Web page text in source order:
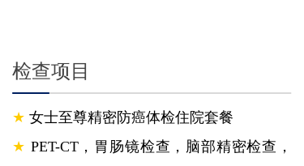
检查项目
★ 女士至尊精密防癌体检住院套餐
★ PET-CT，胃肠镜检查，脑部精密检查，